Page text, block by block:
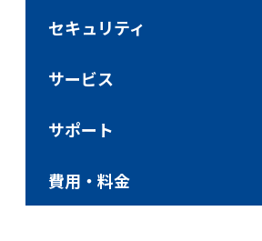
セキュリティ
サービス
サポート
費用・料金